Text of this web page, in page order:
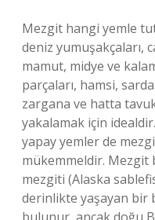
Mezgit hangi yemle
deniz yumuşakçaları,
mamut, midye ve
parçaları, hamsi,
zargana ve hatta
yakalamak için
yapay yemler de
mükemmeldir. Mezgit
mezgiti (Alaska
derinlikte yaşayan bir